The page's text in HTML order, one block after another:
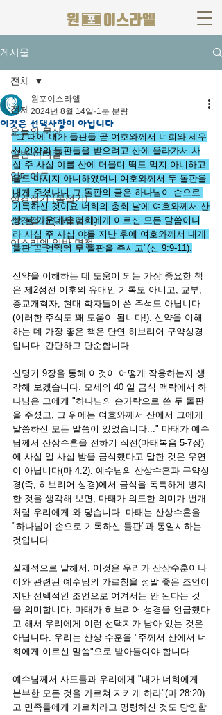
게시물
전체
오늘의 묵상
일반 아티클
업데이트
성경절기 (봄절기)
성경절기 (가을절기)
이스라엘 일반 명절
전체
이것은 선택사항이 아닙니다
원포이스라엘
2024년 8월 14일 1분 분량
"그 때에 내가 돌판들 곧 여호와께서 너희와 세우
신 언약의 돌판들을 받으려고 산에 올라가서 사
십 주 사십 야를 산에 머물며 떡도 먹지 아니하고
물도 마시지 아니하였더니 여호와께서 두 돌판을
내게 주셨나니 그 돌판의 글은 하나님이 손으로
기록하신 것이요 너희의 총회 날에 여호와께서 산
상 불 가운데서 너희에게 이르신 모든 말씀이니
라 사십 주 사십 야를 지난 후에 여호와께서 내게
돌판 곧 언약의 두 돌판을 주시고"(신 9:9-11).
신약을 이해하는 데 도움이 되는 가장 중요한 책
은 제2성전 이후의 유대인 기록도 아니고, 교부,
종교개혁자, 현대 학자들이 쓴 주석도 아닙니다
(이러한 주석도 꽤 도움이 됩니다!). 신약을 이해
하는 데 가장 좋은 책은 단연 히브리어 구약성경
입니다. 간단하고 단순합니다.
신명기 9장을 통해 이것이 어떻게 작용하는지 생
각해 보겠습니다. 모세의 40 일 금식 맥락에서 하
나님은 그에게 "하나님의 손가락으로 쓴 두 돌판
을 주셨고, 그 위에는 여호와께서 산에서 그에게
말씀하신 모든 말씀이 있었습니다..." 마태가 예수
님께서 산상수훈을 전하기 직전(마태복음 5-7장)
에 사십 일 사십 밤을 금식했다고 말한 것은 우연
이 아닙니다(마 4:2). 예수님의 산상수훈과 구약성
경(즉, 히브리어 성경)에서 금식을 독특하게 병치
한 것을 생각해 보면, 마태가 의도한 의미가 번개
처럼 우리에게 와 닿습니다. 마태는 산상수훈을
"하나님이 손으로 기록하신 돌판"과 동일시하는
것입니다.
실제적으로 말해서, 이것은 우리가 산상수훈이나
이와 관련된 예수님의 가르침을 정말 좋은 조언이
지만 선택적인 조언으로 여겨서는 안 된다는 것
을 의미합니다. 마태가 히브리어 성경을 언급했다
고 해서 우리에게 이런 선택지가 남아 있는 것은
아닙니다. 우리는 산상 수훈을 "주께서 산에서 너
희에게 이르신 말씀"으로 받아들여야 합니다.
예수님께서 사도들과 우리에게 "내가 너희에게
분부한 모든 것을 가르쳐 지키게 하라"(마 28:20)
고 민족들에게 가르치라고 명령하신 것도 당연합